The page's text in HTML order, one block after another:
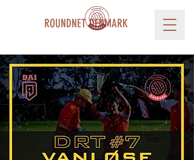
ROUNDNET DENMARK